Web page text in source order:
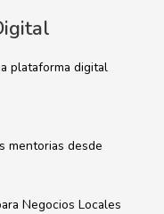
plataforma digital
mentorias desde
Negocios Locales